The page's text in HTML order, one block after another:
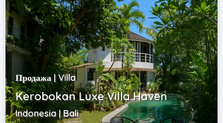
Продажа | Villa
Kerobokan Luxe Villa Haven
Indonesia | Bali